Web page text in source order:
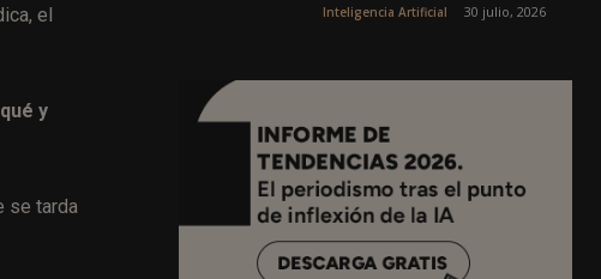
el
y
se tarda
Inteligencia Artificial 30 julio, 2026